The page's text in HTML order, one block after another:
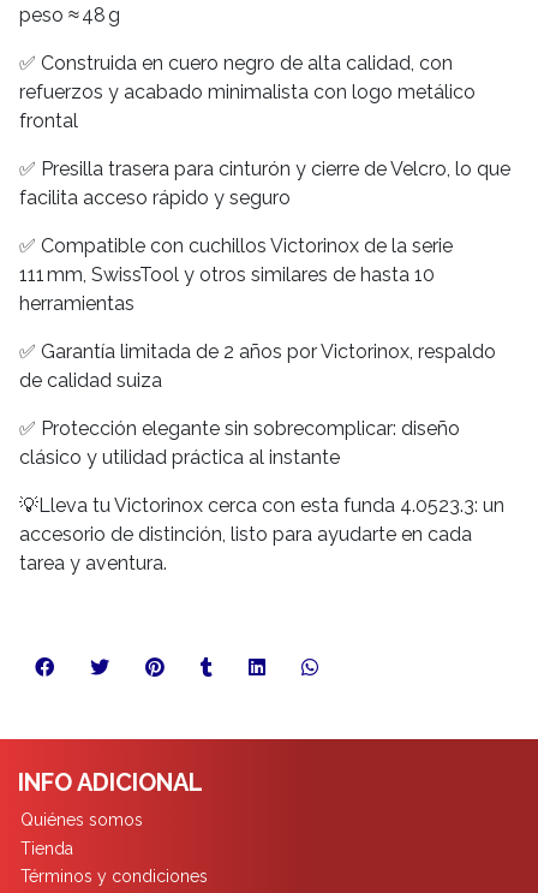
peso ≈ 48 g
✅ Construida en cuero negro de alta calidad, con
refuerzos y acabado minimalista con logo metálico
frontal
✅ Presilla trasera para cinturón y cierre de Velcro, lo que
facilita acceso rápido y seguro
✅ Compatible con cuchillos Victorinox de la serie
111 mm, SwissTool y otros similares de hasta 10
herramientas
✅ Garantía limitada de 2 años por Victorinox, respaldo
de calidad suiza
✅ Protección elegante sin sobrecomplicar: diseño
clásico y utilidad práctica al instante
💡Lleva tu Victorinox cerca con esta funda 4.0523.3: un
accesorio de distinción, listo para ayudarte en cada
tarea y aventura.
INFO ADICIONAL
Quiénes somos
Tienda
Términos y condiciones